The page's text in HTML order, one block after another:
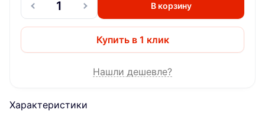
Характеристики
В корзину
Купить в 1 клик
Нашли дешевле?